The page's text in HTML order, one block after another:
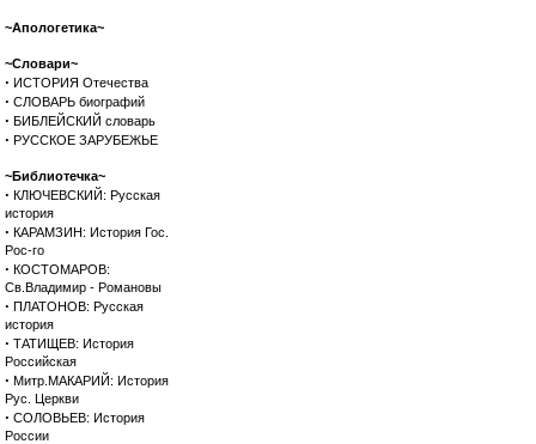
~Апологетика~
~Словари~
· ИСТОРИЯ Отечества
· СЛОВАРЬ биографий
· БИБЛЕЙСКИЙ словарь
· РУССКОЕ ЗАРУБЕЖЬЕ
~Библиотечка~
· КЛЮЧЕВСКИЙ: Русская
история
· КАРАМЗИН: История Гос.
Рос-го
· КОСТОМАРОВ:
Св.Владимир - Романовы
· ПЛАТОНОВ: Русская
история
· ТАТИЩЕВ: История
Российская
· Митр.МАКАРИЙ: История
Рус. Церкви
· СОЛОВЬЕВ: История
России